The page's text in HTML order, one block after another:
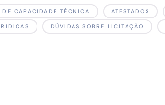
DE CAPACIDADE TÉCNICA ATESTADOS
DÚVIDAS SOBRE LICITAÇÃO